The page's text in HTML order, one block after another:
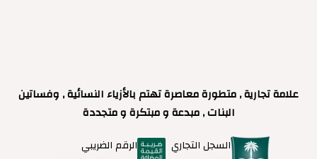
علامة تجارية , متطورة معاصرة تهتم بالأزياء النسائية , وفساتين
البنات , مبدعة و مبتكرة و متجددة
السجل التجاري
الرقم الضريبي